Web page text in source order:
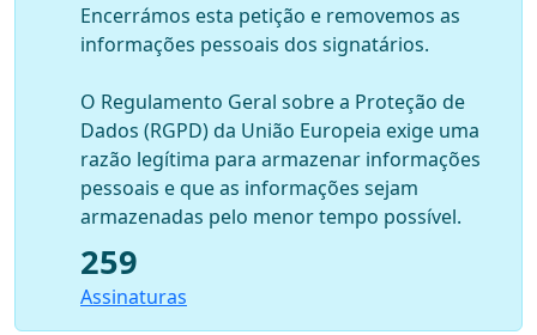
Encerrámos esta petição e removemos as
informações pessoais dos signatários.
O Regulamento Geral sobre a Proteção de
Dados (RGPD) da União Europeia exige uma
razão legítima para armazenar informações
pessoais e que as informações sejam
armazenadas pelo menor tempo possível.
259
Assinaturas